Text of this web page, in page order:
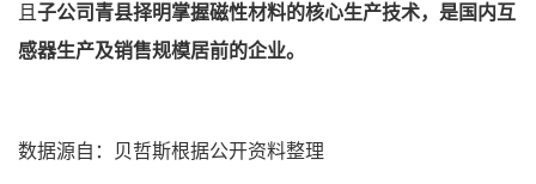
且子公司青县择明掌握磁性材料的核心生产技术，是国内互
感器生产及销售规模居前的企业。
数据源自：贝哲斯根据公开资料整理